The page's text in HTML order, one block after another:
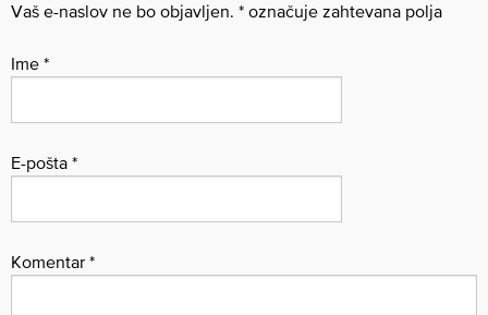
Vaš e-naslov ne bo objavljen. * označuje zahtevana polja
Ime *
E-pošta *
Komentar *